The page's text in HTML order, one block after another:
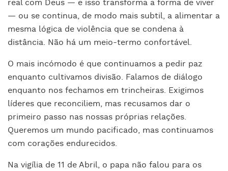
real com Deus — e isso transforma a forma de viver
— ou se continua, de modo mais subtil, a alimentar a
mesma lógica de violência que se condena à
distância. Não há um meio-termo confortável.
O mais incómodo é que continuamos a pedir paz
enquanto cultivamos divisão. Falamos de diálogo
enquanto nos fechamos em trincheiras. Exigimos
líderes que reconciliem, mas recusamos dar o
primeiro passo nas nossas próprias relações.
Queremos um mundo pacificado, mas continuamos
com corações endurecidos.
Na vigília de 11 de Abril, o papa não falou para os